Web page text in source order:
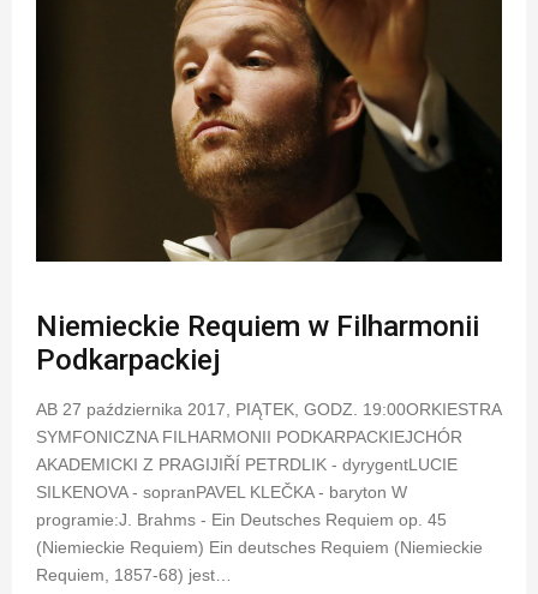
Niemieckie Requiem w Filharmonii
Podkarpackiej
AB 27 października 2017, PIĄTEK, GODZ. 19:00ORKIESTRA
SYMFONICZNA FILHARMONII PODKARPACKIEJCHÓR
AKADEMICKI Z PRAGIJIŘÍ PETRDLIK - dyrygentLUCIE
SILKENOVA - sopranPAVEL KLEČKA - baryton W
programie:J. Brahms - Ein Deutsches Requiem op. 45
(Niemieckie Requiem) Ein deutsches Requiem (Niemieckie
Requiem, 1857-68) jest…